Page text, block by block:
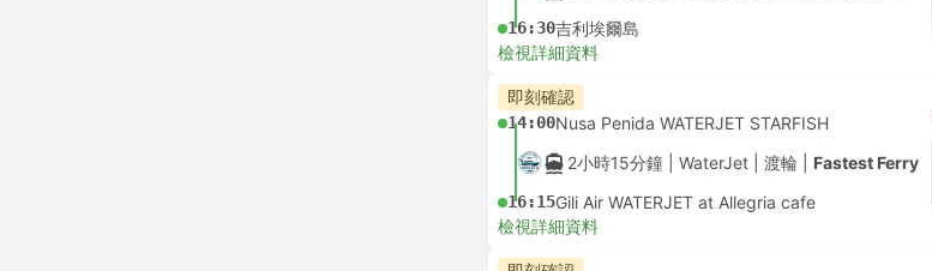
16:30吉利埃爾島
檢視詳細資料
即刻確認
14:00Nusa Penida WATERJET STARFISH
2小時15分鐘 | WaterJet 渡輪 Fastest Ferry
16:15Gili Air WATERJET at Allegria cafe
檢視詳細資料